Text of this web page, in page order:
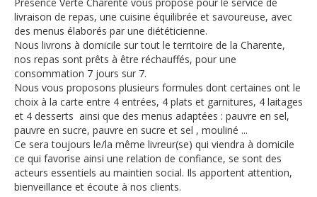
Présence Verte Charente vous propose pour le service de
livraison de repas, une cuisine équilibrée et savoureuse, avec
des menus élaborés par une diététicienne.
Nous livrons à domicile sur tout le territoire de la Charente,
nos repas sont prêts à être réchauffés, pour une
consommation 7 jours sur 7.
Nous vous proposons plusieurs formules dont certaines ont le
choix à la carte entre 4 entrées, 4 plats et garnitures, 4 laitages
et 4 desserts ainsi que des menus adaptées : pauvre en sel,
pauvre en sucre, pauvre en sucre et sel , mouliné ...
Ce sera toujours le/la même livreur(se) qui viendra à domicile
ce qui favorise ainsi une relation de confiance, se sont des
acteurs essentiels au maintien social. Ils apportent attention,
bienveillance et écoute à nos clients.